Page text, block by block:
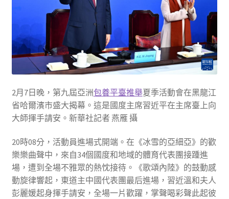
2月7日晚，第九屆亞洲包養平臺推舉夏季活動會在黑龍江
省哈爾濱市盛大揭幕。這是國度主席習近平在主席臺上向
大師揮手請安。新華社記者 燕雁 攝
20時08分，活動員進場式開端。在《冰雪的亞細亞》的歡
樂樂曲聲中，來自34個國度和地域的體育代表團接踵進
場，遭到全場不雅眾的熱忱接待。《歌頌內陸》的鼓動感
動旋律響起，東道主中國代表團最后進場，習近溫和夫人
彭麗媛起身揮手請安，全場一片歡躍，掌聲喝彩聲此起彼